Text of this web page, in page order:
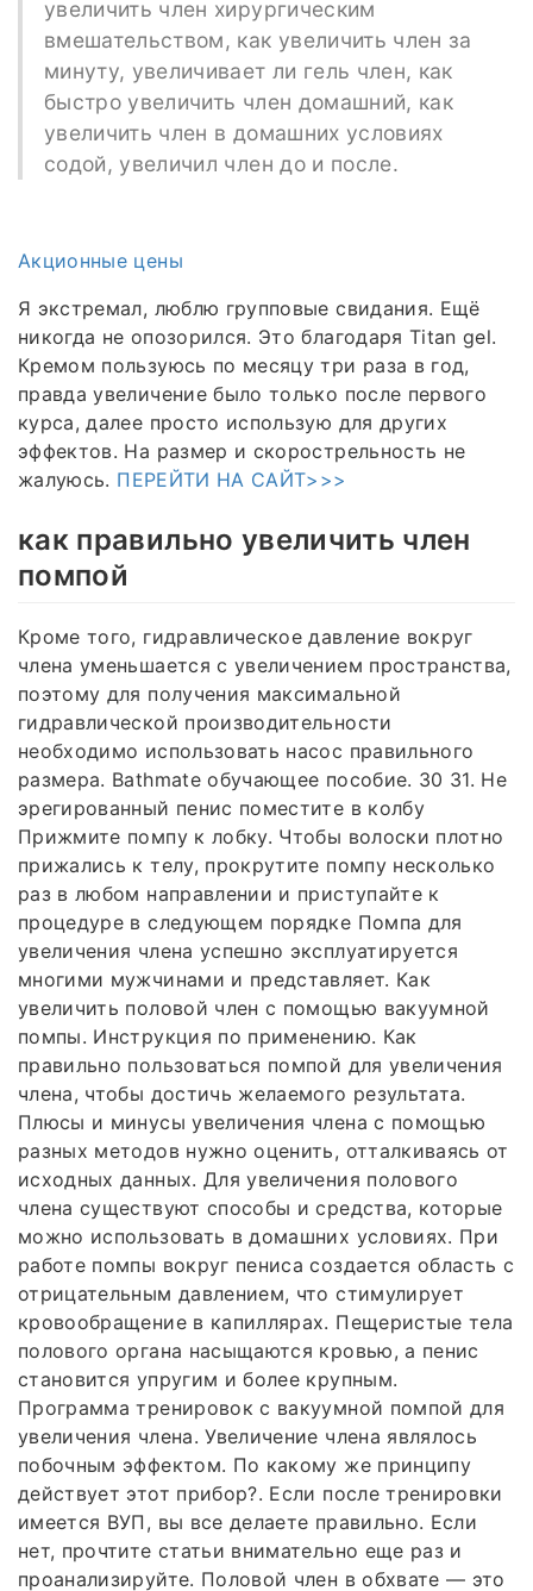
увеличить член хирургическим
вмешательством, как увеличить член за
минуту, увеличивает ли гель член, как
быстро увеличить член домашний, как
увеличить член в домашних условиях
содой, увеличил член до и после.
Акционные цены
Я экстремал, люблю групповые свидания. Ещё
никогда не опозорился. Это благодаря Titan gel.
Кремом пользуюсь по месяцу три раза в год,
правда увеличение было только после первого
курса, далее просто использую для других
эффектов. На размер и скорострельность не
жалуюсь. ПЕРЕЙТИ НА САЙТ>>>
как правильно увеличить член
помпой
Кроме того, гидравлическое давление вокруг
члена уменьшается с увеличением пространства,
поэтому для получения максимальной
гидравлической производительности
необходимо использовать насос правильного
размера. Bathmate обучающее пособие. 30 31. Не
эрегированный пенис поместите в колбу
Прижмите помпу к лобку. Чтобы волоски плотно
прижались к телу, прокрутите помпу несколько
раз в любом направлении и приступайте к
процедуре в следующем порядке Помпа для
увеличения члена успешно эксплуатируется
многими мужчинами и представляет. Как
увеличить половой член с помощью вакуумной
помпы. Инструкция по применению. Как
правильно пользоваться помпой для увеличения
члена, чтобы достичь желаемого результата.
Плюсы и минусы увеличения члена с помощью
разных методов нужно оценить, отталкиваясь от
исходных данных. Для увеличения полового
члена существуют способы и средства, которые
можно использовать в домашних условиях. При
работе помпы вокруг пениса создается область с
отрицательным давлением, что стимулирует
кровообращение в капиллярах. Пещеристые тела
полового органа насыщаются кровью, а пенис
становится упругим и более крупным.
Программа тренировок с вакуумной помпой для
увеличения члена. Увеличение члена являлось
побочным эффектом. По какому же принципу
действует этот прибор?. Если после тренировки
имеется ВУП, вы все делаете правильно. Если
нет, прочтите статьи внимательно еще раз и
проанализируйте. Половой член в обхвате — это